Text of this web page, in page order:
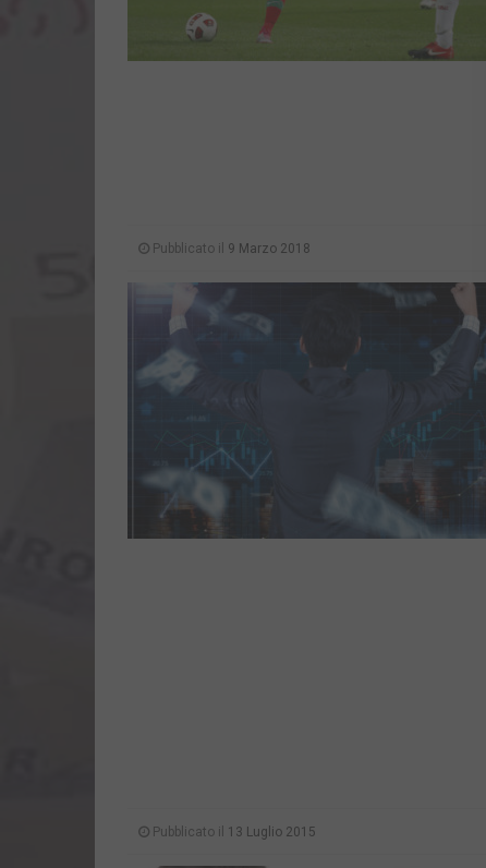
Pubblicato il 9 Marzo 2018
Pubblicato il 13 Luglio 2015